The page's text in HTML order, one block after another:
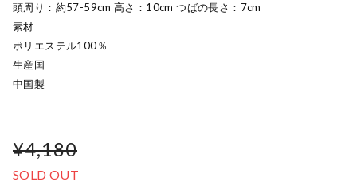
頭周り：約57-59cm 高さ：10cm つばの長さ：7cm
素材
ポリエステル100％
生産国
中国製
¥4,180
SOLD OUT